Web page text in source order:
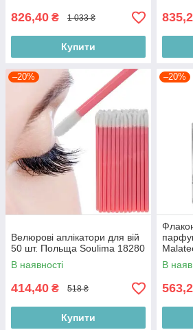
826,40 ₴ 1 033 ₴
Купити
–20%
Велюрові аплікатори для вій
50 шт. Польща Soulima 18280
В наявності
414,40 ₴ 518 ₴
Купити
–20%
В